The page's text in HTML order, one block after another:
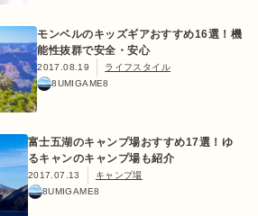
モンベルのキッズギアおすすめ16選！機
能性抜群で安全・安心
2017.08.19
ライフスタイル
8UMIGAME8
富士五湖のキャンプ場おすすめ17選！ゆ
るキャンのキャンプ場も紹介
2017.07.13
キャンプ場
8UMIGAME8
ログイン/会員登録